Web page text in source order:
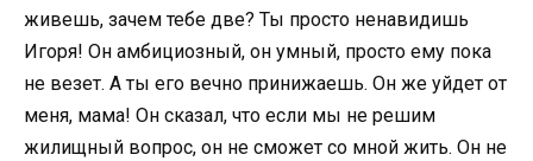
живешь, зачем тебе две? Ты просто ненавидишь
Игоря! Он амбициозный, он умный, просто ему пока
не везет. А ты его вечно принижаешь. Он же уйдет от
меня, мама! Он сказал, что если мы не решим
жилищный вопрос, он не сможет со мной жить. Он не